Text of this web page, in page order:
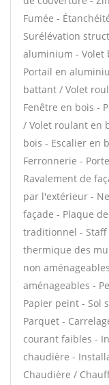
Fumée -
Surélévation
aluminium - Volet
Portail en
battant / Volet
Fenêtre en bois -
/ Volet roulant en
bois - Escalier en
Ferronnerie -
Ravalement de
par l'extérieur -
façade - Plaque
traditionnel -
thermique des
non
aménageables -
Papier peint - Sol
Parquet -
courant faibles -
chaudière -
Chaudière /